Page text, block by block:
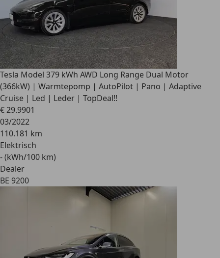
Tesla Model 379 kWh AWD Long Range Dual Motor
(366kW) | Warmtepomp | AutoPilot | Pano | Adaptive
Cruise | Led | Leder | TopDeal!!
€ 29.9901
03/2022
110.181 km
Elektrisch
- (kWh/100 km)
Dealer
BE 9200